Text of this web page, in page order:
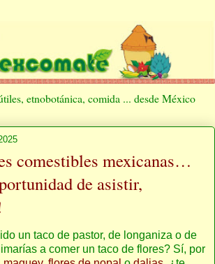
etnobotánica, comida ... desde México
comestibles mexicanas…
de asistir,
un taco de pastor, de longaniza o de
a comer un taco de flores? Sí, por